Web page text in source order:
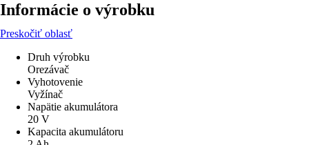
Informácie o výrobku
Preskočiť oblasť
Druh výrobku
Orezávač
Vyhotovenie
Vyžínač
Napätie akumulátora
20 V
Kapacita akumulátoru